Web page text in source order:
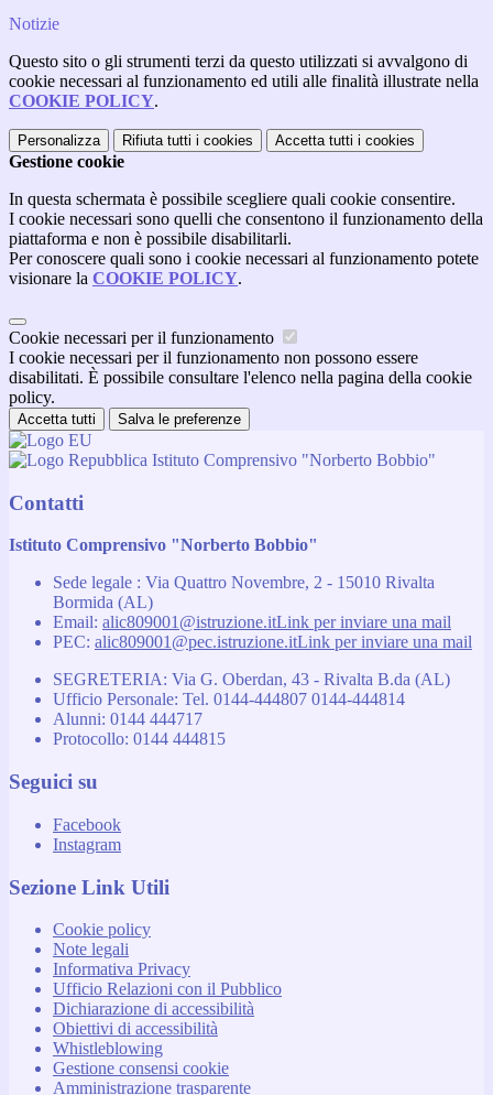
Notizie
Questo sito o gli strumenti terzi da questo utilizzati si avvalgono di
cookie necessari al funzionamento ed utili alle finalità illustrate nella
COOKIE POLICY.
Personalizza Rifiuta tutti i cookies Accetta tutti i cookies
Gestione cookie
In questa schermata è possibile scegliere quali cookie consentire.
I cookie necessari sono quelli che consentono il funzionamento della
piattaforma e non è possibile disabilitarli.
Per conoscere quali sono i cookie necessari al funzionamento potete
visionare la COOKIE POLICY.
Cookie necessari per il funzionamento
I cookie necessari per il funzionamento non possono essere
disabilitati. È possibile consultare l'elenco nella pagina della cookie
policy.
Accetta tutti Salva le preferenze
Istituto Comprensivo "Norberto Bobbio"
Contatti
Istituto Comprensivo "Norberto Bobbio"
Sede legale : Via Quattro Novembre, 2 - 15010 Rivalta
Bormida (AL)
Email: alic809001@istruzione.itLink per inviare una mail
PEC: alic809001@pec.istruzione.itLink per inviare una mail
SEGRETERIA: Via G. Oberdan, 43 - Rivalta B.da (AL)
Ufficio Personale: Tel. 0144-444807 0144-444814
Alunni: 0144 444717
Protocollo: 0144 444815
Seguici su
Facebook
Instagram
Sezione Link Utili
Cookie policy
Note legali
Informativa Privacy
Ufficio Relazioni con il Pubblico
Dichiarazione di accessibilità
Obiettivi di accessibilità
Whistleblowing
Gestione consensi cookie
Amministrazione trasparente